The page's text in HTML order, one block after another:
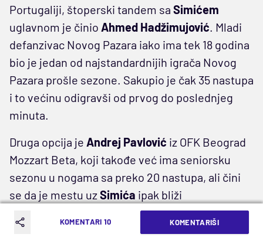
Portugaliji, štoperski tandem sa Simićem
uglavnom je činio Ahmed Hadžimujović. Mladi
defanzivac Novog Pazara iako ima tek 18 godina
bio je jedan od najstandardnijih igrača Novog
Pazara prošle sezone. Sakupio je čak 35 nastupa
i to većinu odigravši od prvog do poslednjeg
minuta.
Druga opcija je Andrej Pavlović iz OFK Beograd
Mozzart Beta, koji takođe već ima seniorsku
sezonu u nogama sa preko 20 nastupa, ali čini
se da je mestu uzSimića ipak bliži
KOMENTARI 10 KOMENTARIŠI